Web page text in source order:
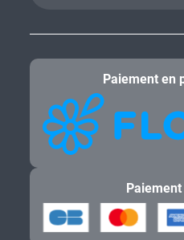
Paiement en